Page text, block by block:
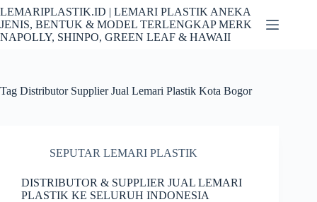
Skip
to
content
LEMARIPLASTIK.ID | LEMARI PLASTIK ANEKA
JENIS, BENTUK & MODEL TERLENGKAP MERK
NAPOLLY, SHINPO, GREEN LEAF & HAWAII
Tag Distributor Supplier Jual Lemari Plastik Kota Bogor
SEPUTAR LEMARI PLASTIK
DISTRIBUTOR & SUPPLIER JUAL LEMARI
PLASTIK KE SELURUH INDONESIA